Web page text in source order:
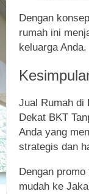
Dengan
rumah ini
keluarga Anda.
Jual Rumah di
Dekat BKT
Anda yang
strategis dan
Dengan
mudah ke